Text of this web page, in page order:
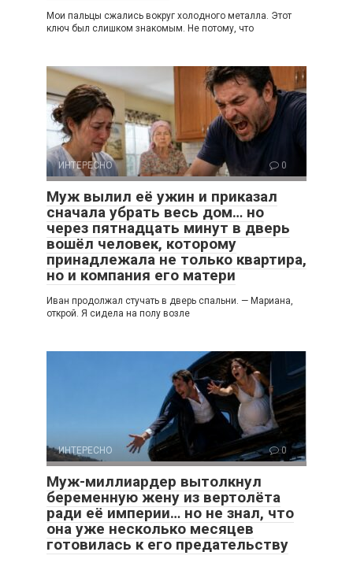
Мои пальцы сжались вокруг холодного металла. Этот
ключ был слишком знакомым. Не потому, что
ИНТЕРЕСНО 0
Муж вылил её ужин и приказал
сначала убрать весь дом… но
через пятнадцать минут в дверь
вошёл человек, которому
принадлежала не только квартира,
но и компания его матери
Иван продолжал стучать в дверь спальни. — Мариана,
открой. Я сидела на полу возле
ИНТЕРЕСНО 0
Муж-миллиардер вытолкнул
беременную жену из вертолёта
ради её империи… но не знал, что
она уже несколько месяцев
готовилась к его предательству